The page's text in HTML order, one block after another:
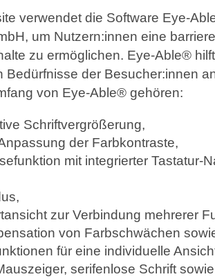
verwendet die Software Eye-
um Nutzern:innen eine
zu ermöglichen. Eye-Able®
Bedürfnisse der Besucher:innen
von Eye-Able® gehören:
Schriftvergrößerung,
der Farbkontraste,
mit integrierter Tastatur-
zur Verbindung mehrerer
von Farbschwächen
für eine individuelle
serifenlose Schrift